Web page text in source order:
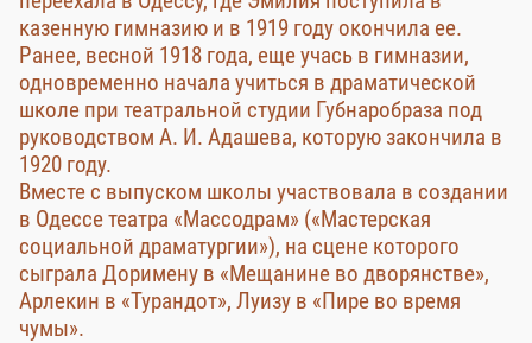
казенную гимназию и в 1919 году окончила ее.
Ранее, весной 1918 года, еще учась в гимназии,
одновременно начала учиться в драматической
школе при театральной студии Губнаробраза под
руководством А. И. Адашева, которую закончила в
1920 году.
Вместе с выпуском школы участвовала в создании
в Одессе театра «Массодрам» («Мастерская
социальной драматургии»), на сцене которого
сыграла Доримену в «Мещанине во дворянстве»,
Арлекин в «Турандот», Луизу в «Пире во время
чумы».